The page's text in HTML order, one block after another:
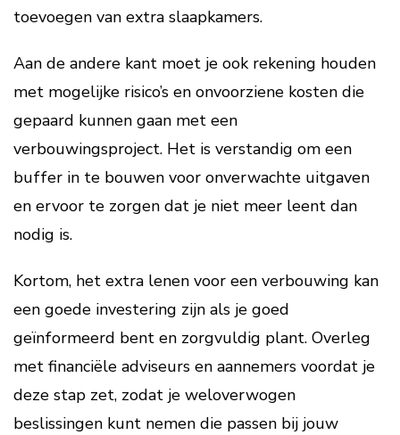
toevoegen van extra slaapkamers.
Aan de andere kant moet je ook rekening houden
met mogelijke risico’s en onvoorziene kosten die
gepaard kunnen gaan met een
verbouwingsproject. Het is verstandig om een
buffer in te bouwen voor onverwachte uitgaven
en ervoor te zorgen dat je niet meer leent dan
nodig is.
Kortom, het extra lenen voor een verbouwing kan
een goede investering zijn als je goed
geïnformeerd bent en zorgvuldig plant. Overleg
met financiële adviseurs en aannemers voordat je
deze stap zet, zodat je weloverwogen
beslissingen kunt nemen die passen bij jouw